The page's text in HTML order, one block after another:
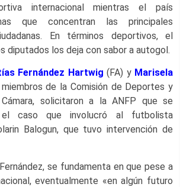
internacional mientras el país
que concentran las principales
En términos deportivos, el
diputados los deja con sabor a autogol.
Fernández Hartwig (FA) y Marisela
miembros de la Comisión de Deportes y
solicitaron a la ANFP que se
el caso que involucró al futbolista
Balogun, que tuvo intervención de
se fundamenta en que pese a
eventualmente «en algún futuro